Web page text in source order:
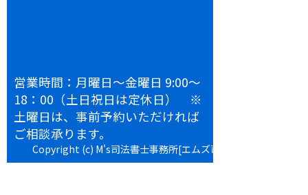
営業時間：月曜日～金曜日 9:00～
18：00（土日祝日は定休日） ※
土曜日は、事前予約いただければ
ご相談承ります。
Copyright (c) M's司法書士事務所[エムズ司法書士事務所] All